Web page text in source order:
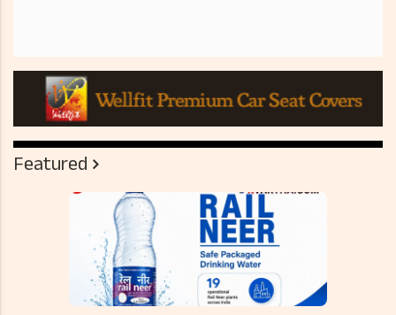
Featured